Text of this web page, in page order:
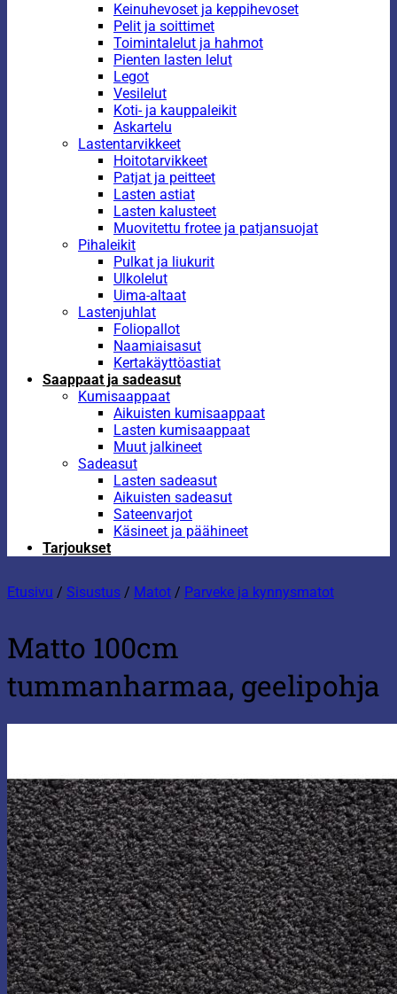
Keinuhevoset ja keppihevoset
Pelit ja soittimet
Toimintalelut ja hahmot
Pienten lasten lelut
Legot
Vesilelut
Koti- ja kauppaleikit
Askartelu
Lastentarvikkeet
Hoitotarvikkeet
Patjat ja peitteet
Lasten astiat
Lasten kalusteet
Muovitettu frotee ja patjansuojat
Pihaleikit
Pulkat ja liukurit
Ulkolelut
Uima-altaat
Lastenjuhlat
Foliopallot
Naamiaisasut
Kertakäyttöastiat
Saappaat ja sadeasut
Kumisaappaat
Aikuisten kumisaappaat
Lasten kumisaappaat
Muut jalkineet
Sadeasut
Lasten sadeasut
Aikuisten sadeasut
Sateenvarjot
Käsineet ja päähineet
Tarjoukset
Etusivu / Sisustus / Matot / Parveke ja kynnysmatot
Matto 100cm
tummanharmaa, geelipohja